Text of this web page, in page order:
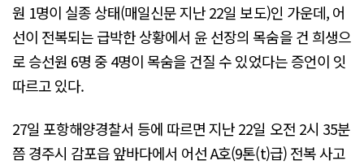
원 1명이 실종 상태(매일신문 지난 22일 보도)인 가운데, 어
선이 전복되는 급박한 상황에서 윤 선장의 목숨을 건 희생으
로 승선원 6명 중 4명이 목숨을 건질 수 있었다는 증언이 잇
따르고 있다.
27일 포항해양경찰서 등에 따르면 지난 22일 오전 2시 35분
쯤 경주시 감포읍 앞바다에서 어선 A호(9톤(t)급) 전복 사고